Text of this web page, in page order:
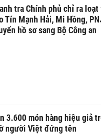
tra Chính phủ chỉ ra loạt
Tín Mạnh Hải, Mi Hồng,
hồ sơ sang Bộ Công an
3.600 món hàng hiệu giả
người Việt đứng tên